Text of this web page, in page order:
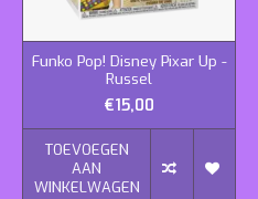
Funko Pop! Disney Pixar Up -
Russel
€15,00
TOEVOEGEN
AAN
WINKELWAGEN